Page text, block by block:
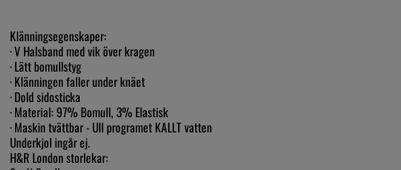
Klänningsegenskaper:
· V Halsband med vik över kragen
· Lätt bomullstyg
· Klänningen faller under knäet
· Dold sidosticka
· Material: 97% Bomull, 3% Elastisk
· Maskin tvättbar - Ull programet KALLT vatten
Underkjol ingår ej.
H&R London storlekar: